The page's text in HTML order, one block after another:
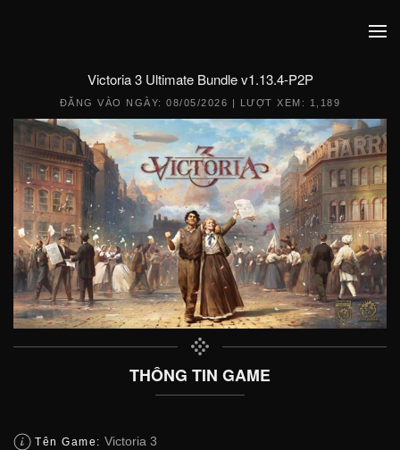
Victoria 3 Ultimate Bundle v1.13.4-P2P
ĐĂNG VÀO NGÀY:08/05/2026 | LƯỢT XEM: 1,189
THÔNG TIN GAME
Tên Game: Victoria 3